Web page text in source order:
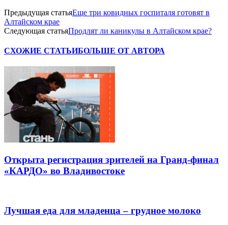
Предыдущая статьяЕще три ковидных госпиталя готовят в
Алтайском крае
Следующая статьяПродлят ли каникулы в Алтайском крае?
СХОЖИЕ СТАТЬИБОЛЬШЕ ОТ АВТОРА
Открыта регистрация зрителей на Гранд-финал
«КАРДО» во Владивостоке
Лучшая еда для младенца – грудное молоко